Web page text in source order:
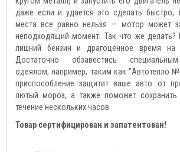
даже если и удается это сделать быстро,
места все равно нельзя — мотор может
неподходящий момент. Так что же делать?
лишний бензин и драгоценное время на
Достаточно обзавестись
одеялом, например, таким как "Автотепло
приспособление защитит ваше авто от
лютый мороз, а также поможет сохранить
течение нескольких часов.
Товар сертифицирован и запатентован!